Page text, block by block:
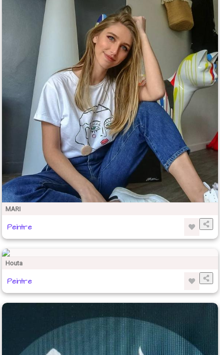
MARI
Peintre
Houta
Peintre